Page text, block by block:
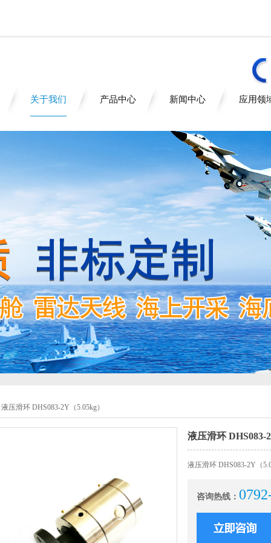
关于我们 产品中心 新闻中心 应用领
液压滑环 DHS083-2Y（5.05kg）
液压滑环 DHS083-
液压滑环 DHS083-2Y（
咨询热线：